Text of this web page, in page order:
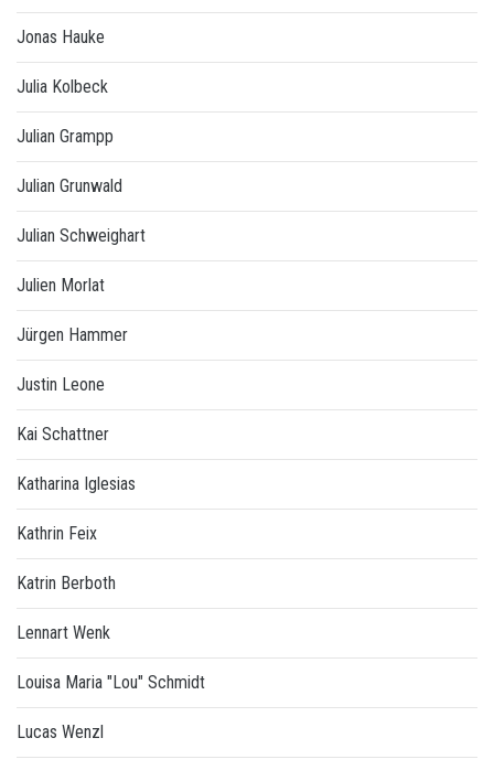
Jonas Hauke
Julia Kolbeck
Julian Grampp
Julian Grunwald
Julian Schweighart
Julien Morlat
Jürgen Hammer
Justin Leone
Kai Schattner
Katharina Iglesias
Kathrin Feix
Katrin Berboth
Lennart Wenk
Louisa Maria "Lou" Schmidt
Lucas Wenzl